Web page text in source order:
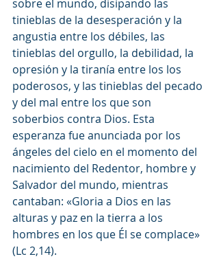
sobre el mundo, disipando las
tinieblas de la desesperación y la
angustia entre los débiles, las
tinieblas del orgullo, la debilidad, la
opresión y la tiranía entre los los
poderosos, y las tinieblas del pecado
y del mal entre los que son
soberbios contra Dios. Esta
esperanza fue anunciada por los
ángeles del cielo en el momento del
nacimiento del Redentor, hombre y
Salvador del mundo, mientras
cantaban: «Gloria a Dios en las
alturas y paz en la tierra a los
hombres en los que Él se complace»
(Lc 2,14).